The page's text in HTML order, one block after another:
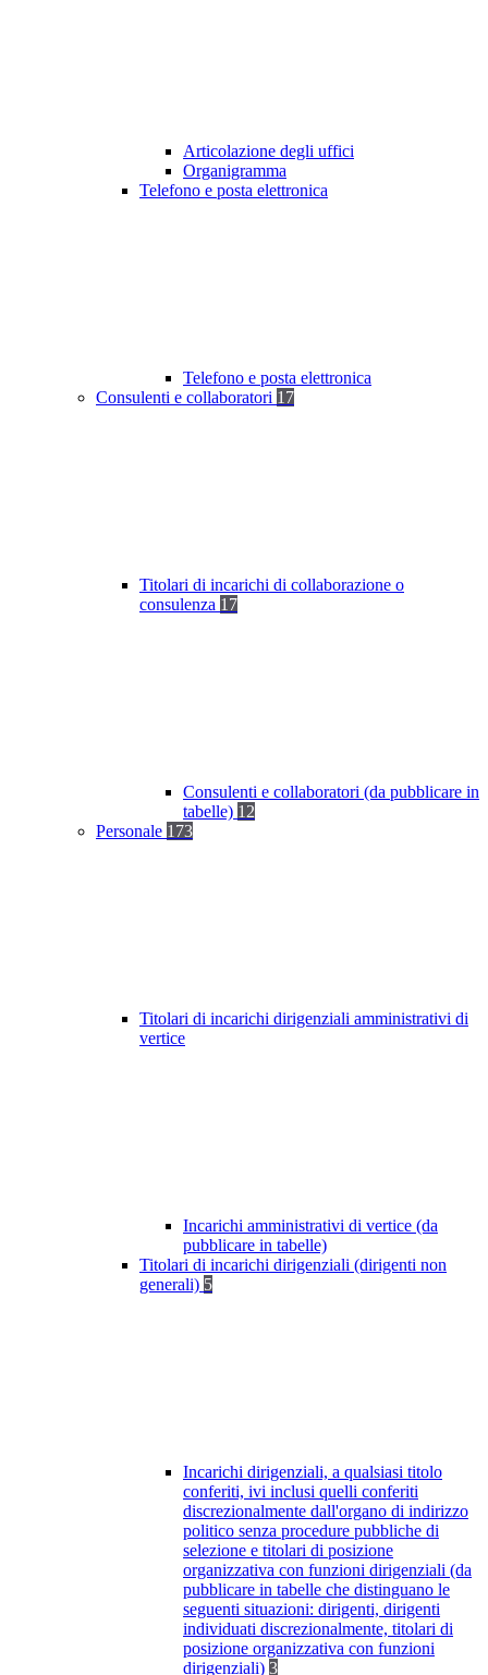
Articolazione degli uffici
Organigramma
Telefono e posta elettronica
Telefono e posta elettronica
Consulenti e collaboratori 17
Titolari di incarichi di collaborazione o
consulenza 17
Consulenti e collaboratori (da pubblicare in
tabelle) 12
Personale 173
Titolari di incarichi dirigenziali amministrativi di
vertice
Incarichi amministrativi di vertice (da
pubblicare in tabelle)
Titolari di incarichi dirigenziali (dirigenti non
generali) 5
Incarichi dirigenziali, a qualsiasi titolo
conferiti, ivi inclusi quelli conferiti
discrezionalmente dall'organo di indirizzo
politico senza procedure pubbliche di
selezione e titolari di posizione
organizzativa con funzioni dirigenziali (da
pubblicare in tabelle che distinguano le
seguenti situazioni: dirigenti, dirigenti
individuati discrezionalmente, titolari di
posizione organizzativa con funzioni
dirigenziali) 3